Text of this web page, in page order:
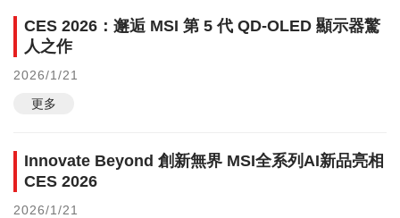
CES 2026：邂逅 MSI 第 5 代 QD-OLED 顯示器驚
人之作
2026/1/21
更多
Innovate Beyond 創新無界 MSI全系列AI新品亮相
CES 2026
2026/1/21